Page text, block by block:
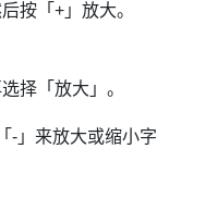
按「+」放大。
择「放大」。
-」来放大或缩小字